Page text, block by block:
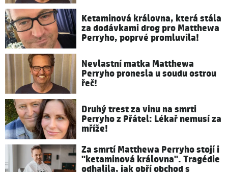
Ketaminová královna, která stála
za dodávkami drog pro Matthewa
Perryho, poprvé promluvila!
Nevlastní matka Matthewa
Perryho pronesla u soudu ostrou
řeč!
Druhý trest za vinu na smrti
Perryho z Přátel: Lékař nemusí za
mříže!
Za smrtí Matthewa Perryho stojí i
"ketaminová královna". Tragédie
odhalila, jak obří obchod s